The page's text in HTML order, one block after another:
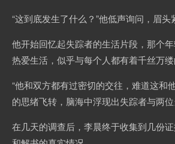
“这到底发生了什么？”他低声询问，眉头
他开始回忆起失踪者的生活片段，那个
热爱生活，似乎与每个人都有着千丝万缕
“他和双方都有过密切的交往，难道这和
的思绪飞转，脑海中浮现出失踪者与两位
在几天的调查后，李晨终于收集到几份